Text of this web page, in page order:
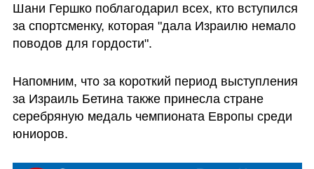
Шани Гершко поблагодарил всех, кто вступился
за спортсменку, которая "дала Израилю немало
поводов для гордости".
Напомним, что за короткий период выступления
за Израиль Бетина также принесла стране
серебряную медаль чемпионата Европы среди
юниоров.